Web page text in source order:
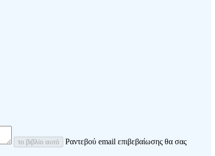
το βιβλίο αυτό
Ραντεβού email επιβεβαίωσης θα σας